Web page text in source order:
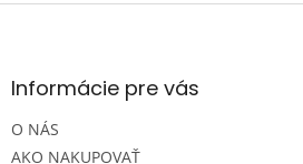
Z
äInformácie pre vás
O NÁS
AKO NAKUPOVAŤ